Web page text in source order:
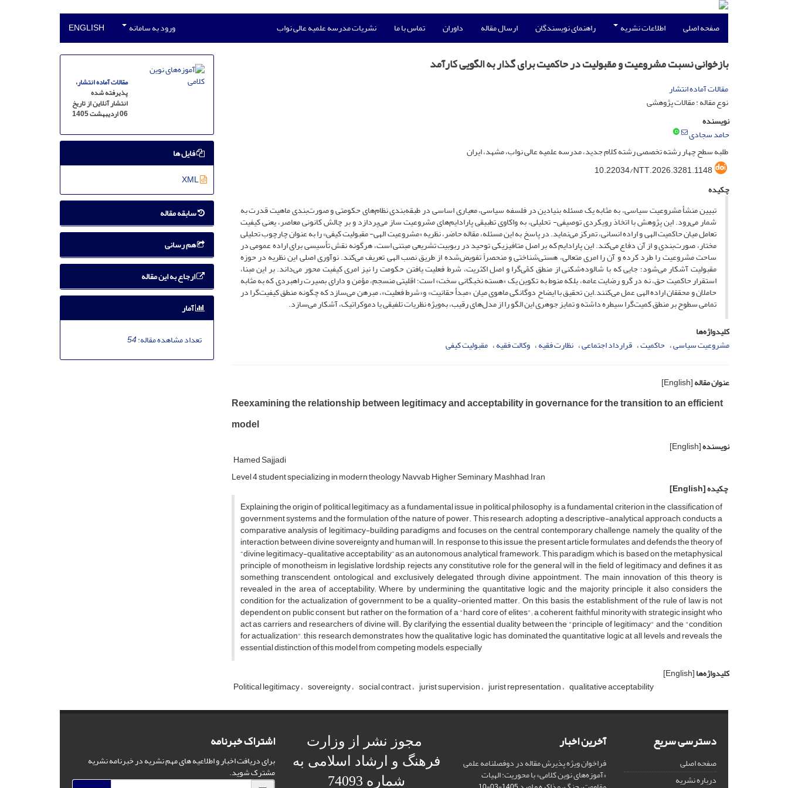
صفحه اصلی اطلاعات نشریه راهنمای نویسندگان ارسال مقاله داوران تماس با ما نشریات مدرسه علمیه عالی نواب ورود به سامانه ENGLISH
بازخوانی نسبت مشروعیت و مقبولیت در حاکمیت برای گذار به الگویی کارآمد
مقالات آماده انتشار
نوع مقاله : مقالات پژوهشی
نویسنده
حامد سجادی
طلبه سطح چهار رشته تخصصی رشته کلام جدید، مدرسه علمیه عالی نواب، مشهد، ایران
10.22034/NTT.2026.3281.1148
چکیده
تبیین منشأ مشروعیت سیاسی، به مثابه یک مسئله‌ بنیادین در فلسفه سیاسی، معیاری اساسی در طبقه‌بندی نظام‌های حکومتی و صورت‌بندی ماهیت قدرت به
شمار می‌رود. این پژوهش با اتخاذ رویکردی توصیفی- تحلیلی، به واکاوی تطبیقی پارادایم‌های مشروعیت ‌ساز می‌پردازد و بر چالش کانونی معاصر، یعنی کیفیت
تعامل میان حاکمیت الهی و اراده انسانی، تمرکز می‌نماید. در پاسخ به این مسئله، مقاله حاضر، نظریه «مشروعیت الهی- مقبولیت کیفی» را به عنوان چارچوب تحلیلی
مختار، صورت‌بندی و از آن دفاع می‌کند. این پارادایم که بر اصل متافیزیکی توحید در ربوبیت تشریعی مبتنی است، هرگونه نقش تأسیسی برای اراده عمومی در
ساحت مشروعیت را طرد کرده و آن را امری متعالی، هستی‌شناختی و منحصراً تفویض‌شده از طریق نصب الهی تعریف می‌کند. نوآوری اصلی این نظریه در حوزه
مقبولیت آشکار می‌شود؛ جایی که با شالوده‌شکنی از منطق کمّی‌گرا و اصل اکثریت، شرط فعلیت یافتن حکومت را نیز امری کیفیت ‌محور می‌داند. بر این مبنا،
استقرار حاکمیت حق، نه در گرو رضایت عامه، بلکه منوط به تکوین یک «هسته نخبگانی سخت» است؛ اقلیتی منسجم، مؤمن و دارای بصیرت راهبردی که به مثابه
حاملان و محققان اراده الهی عمل می‌کنند.این تحقیق با ایضاح دوگانگی ماهوی میان «مبدأ حقانیت» و«شرط فعلیت»، مبرهن می‌سازد که چگونه منطق کیفیت‌گرا در
تمامی سطوح بر منطق کمیت‌گرا سیطره داشته و تمایز جوهری این الگو را از مدل‌های رقیب، به‌ویژه نظریات تلفیقی یا دموکراتیک، آشکار می‌سازد.
کلیدواژه‌ها
مشروعیت سیاسی حاکمیت قرارداد اجتماعی نظارت فقیه وکالت فقیه مقبولیت کیفی
عنوان مقاله[English]
Reexamining the relationship between legitimacy and acceptability in governance for the transition to an efficient
model
نویسنده[English]
Hamed Sajjadi
Level 4 student specializing in modern theology, Navvab Higher Seminary, Mashhad, Iran
چکیده[English]
Explaining the origin of political legitimacy, as a fundamental issue in political philosophy, is a fundamental criterion in the classification of
government systems and the formulation of the nature of power. This research, adopting a descriptive-analytical approach, conducts a
comparative analysis of legitimacy-building paradigms and focuses on the central contemporary challenge, namely the quality of the
interaction between divine sovereignty and human will. In response to this issue, the present article formulates and defends the theory of
“divine legitimacy-qualitative acceptability” as an autonomous analytical framework. This paradigm, which is based on the metaphysical
principle of monotheism in legislative lordship, rejects any constitutive role for the general will in the field of legitimacy and defines it as
something transcendent, ontological, and exclusively delegated through divine appointment. The main innovation of this theory is
revealed in the area of ​​acceptability; Where, by undermining the quantitative logic and the majority principle, it also considers the
condition for the actualization of government to be a quality-oriented matter. On this basis, the establishment of the rule of law is not
dependent on public consent, but rather on the formation of a "hard core of elites"; a coherent, faithful minority with strategic insight who
act as carriers and researchers of divine will. By clarifying the essential duality between the "principle of legitimacy" and the "condition
for actualization", this research demonstrates how the qualitative logic has dominated the quantitative logic at all levels and reveals the
essential distinction of this model from competing models, especially
کلیدواژه‌ها[English]
Political legitimacy sovereignty social contract jurist supervision jurist representation qualitative acceptability
مقالات آماده انتشار،
پذیرفته شده
انتشار آنلاین از تاریخ
06 اردیبهشت 1405
فایل ها
XML
سابقه مقاله
هم رسانی
ارجاع به این مقاله
آمار
تعداد مشاهده مقاله:54
دسترسی سریع
صفحه اصلی
درباره نشریه
آخرین اخبار
فراخوان ویژه پذیرش مقاله در دوفصلنامه علمی
«آموزه‌های نوین کلامی» با محوریت: الهیات
مجوز نشر از وزارت
فرهنگ و ارشاد اسلامی به
شماره 74093
اشتراک خبرنامه
برای دریافت اخبار و اطلاعیه های مهم نشریه در خبرنامه نشریه
مشترک شوید.